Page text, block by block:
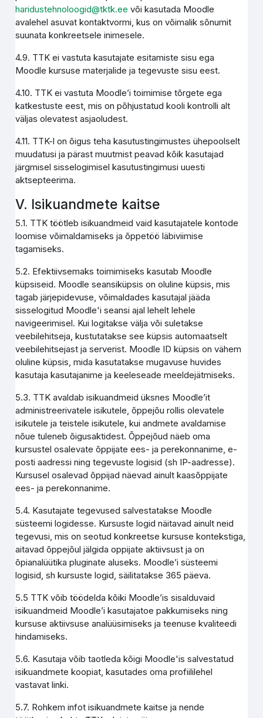
haridustehnoloogid@tktk.ee või kasutada Moodle
avalehel asuvat kontaktvormi, kus on võimalik sõnumit
suunata konkreetsele inimesele.
4.9. TTK ei vastuta kasutajate esitamiste sisu ega
Moodle kursuse materjalide ja tegevuste sisu eest.
4.10. TTK ei vastuta Moodle’i toimimise tõrgete ega
katkestuste eest, mis on põhjustatud kooli kontrolli alt
väljas olevatest asjaoludest.
4.11. TTK-l on õigus teha kasutustingimustes ühepoolselt
muudatusi ja pärast muutmist peavad kõik kasutajad
järgmisel sisselogimisel kasutustingimusi uuesti
aktsepteerima.
V. Isikuandmete kaitse
5.1. TTK töötleb isikuandmeid vaid kasutajatele kontode
loomise võimaldamiseks ja õppetöö läbiviimise
tagamiseks.
5.2. Efektiivsemaks toimimiseks kasutab Moodle
küpsiseid. Moodle seansiküpsis on oluline küpsis, mis
tagab järjepidevuse, võimaldades kasutajal jääda
sisselogitud Moodle'i seansi ajal lehelt lehele
navigeerimisel. Kui logitakse välja või suletakse
veebilehitseja, kustutatakse see küpsis automaatselt
veebilehitsejast ja serverist. Moodle ID küpsis on vähem
oluline küpsis, mida kasutatakse mugavuse huvides
kasutaja kasutajanime ja keeleseade meeldejätmiseks.
5.3. TTK avaldab isikuandmeid üksnes Moodle’it
administreerivatele isikutele, õppejõu rollis olevatele
isikutele ja teistele isikutele, kui andmete avaldamise
nõue tuleneb õigusaktidest. Õppejõud näeb oma
kursustel osalevate õppijate ees- ja perekonnanime, e-
posti aadressi ning tegevuste logisid (sh IP-aadresse).
Kursusel osalevad õppijad näevad ainult kaasõppijate
ees- ja perekonnanime.
5.4. Kasutajate tegevused salvestatakse Moodle
süsteemi logidesse. Kursuste logid näitavad ainult neid
tegevusi, mis on seotud konkreetse kursuse kontekstiga,
aitavad õppejõul jälgida oppijate aktiivsust ja on
õpianalüütika pluginate aluseks. Moodle’i süsteemi
logisid, sh kursuste logid, säilitatakse 365 päeva.
5.5 TTK võib töödelda kõiki Moodle’is sisalduvaid
isikuandmeid Moodle’i kasutajatoe pakkumiseks ning
kursuse aktiivsuse analüüsimiseks ja teenuse kvaliteedi
hindamiseks.
5.6. Kasutaja võib taotleda kõigi Moodle'is salvestatud
isikuandmete koopiat, kasutades oma profiililehel
vastavat linki.
5.7. Rohkem infot isikuandmete kaitse ja nende